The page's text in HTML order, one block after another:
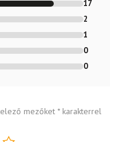
17
2
1
0
0
mezőket *karakterrel